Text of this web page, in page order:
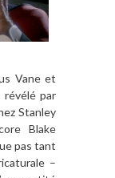
Vane et
par
Stanley
Blake
pas tant
–